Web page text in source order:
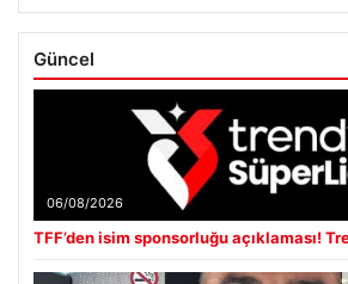
Güncel
06/08/2026
TFF’den isim sponsorluğu açıklaması!